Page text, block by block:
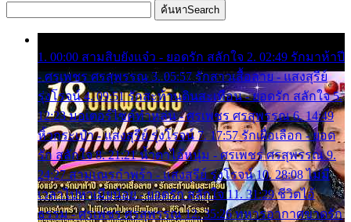
ค้นหาSearch
1. 00:00 สามสิบยังแจ๋ว - ยอดรัก สลักใจ 2. 02:49 รักมาห้าปี
- ศรเพชร ศรสุพรรณ 3. 05:57 รักสาวเสื้อลาย - แสงสุรีย์
รุ่งโรจน์ 4. 09:51 รักสะท้านดินสะเทือน - ยอดรัก สลักใจ 5.
12:23 มอเตอร์ไซค์ทำหล่น - ศรเพชร ศรสุพรรณ 6. 14:49
หิ้วกระเป๋า - แสงสุรีย์ รุ่งโรจน์ 7. 17:57 รักเผื่อเลือก - ยอด
รัก สลักใจ 8. 21:21 น้ำตาไอ้หนุ่ม - ศรเพชร ศรสุพรรณ 9.
24:27 สามเณรกำพร้า - แสงสุรีย์ รุ่งโรจน์ 10. 28:08 ไม่มี
เวลาไปหาเมียน้อย - ยอดรัก สลักใจ 11. 31:29 ชีวิตไอ้
ธรรม - ศรเพชร ศรสุพรรณ 12. 35:26 ทหารอากาศขาดรัก